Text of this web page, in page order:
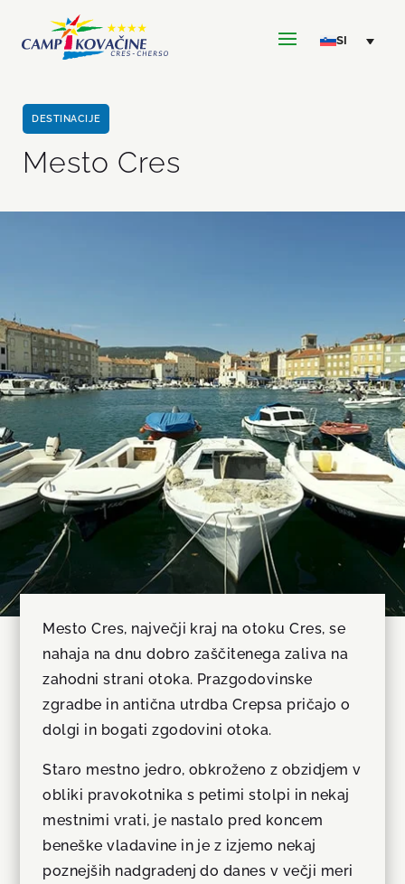
DESTINACIJE
Mesto Cres
Mesto Cres, največji kraj na otoku Cres, se
nahaja na dnu dobro zaščitenega zaliva na
zahodni strani otoka. Prazgodovinske
zgradbe in antična utrdba Crepsa pričajo o
dolgi in bogati zgodovini otoka.
Staro mestno jedro, obkroženo z obzidjem v
obliki pravokotnika s petimi stolpi in nekaj
mestnimi vrati, je nastalo pred koncem
beneške vladavine in je z izjemo nekaj
poznejših nadgradenj do danes v večji meri